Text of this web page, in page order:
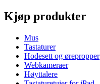
Kjøp produkter
Mus
Tastaturer
Hodesett og ørepropper
Webkameraer
Høyttalere